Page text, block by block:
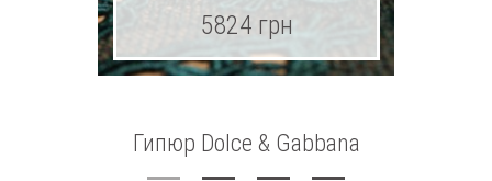
Гипюр Dolce & Gabbana
5824 грн